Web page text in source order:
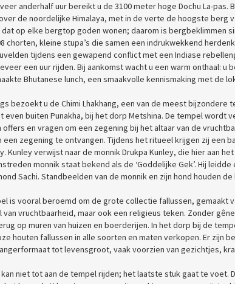
anderhalf uur bereikt u de 3100 meter hoge Dochu La-
de noordelijke Himalaya, met in de verte de hoogste berg
op elke bergtop goden wonen; daarom is bergbeklimmen
chorten, kleine stupa’s die samen een indrukwekkend
tijdens een gewapend conflict met een Indiase
een uur rijden. Bij aankomst wacht u een warm onthaal:
Bhutanese lunch, een smaakvolle kennismaking met de
bezoekt u de Chimi Lhakhang, een van de meest
even buiten Punakha, bij het dorp Metshina. De tempel wordt
offers en vragen om een zegening bij het altaar van de
een zegening te ontvangen. Tijdens het ritueel krijgen zij een
Kunley verwijst naar de monnik Drukpa Kunley, die hier aan
monnik staat bekend als de ‘Goddelijke Gek’. Hij
Sachi. Standbeelden van de monnik en zijn hond houden
is vooral beroemd om de grote collectie fallussen, gemaakt
van vruchtbaarheid, maar ook een religieus teken. Zonder
op muren van huizen en boerderijen. In het dorp bij de
houten fallussen in alle soorten en maten verkopen. Er zijn
tot levensgroot, vaak voorzien van gezichtjes,
kan niet tot aan de tempel rijden; het laatste stuk gaat te voet.